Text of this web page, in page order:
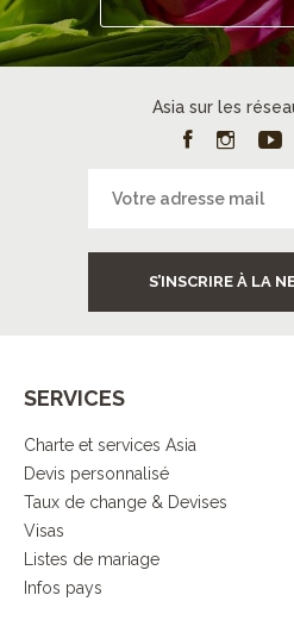
Asia sur les
S’INSCRIRE À LA
SERVICES
Charte et services Asia
Devis personnalisé
Taux de change & Devises
Visas
Listes de mariage
Infos pays